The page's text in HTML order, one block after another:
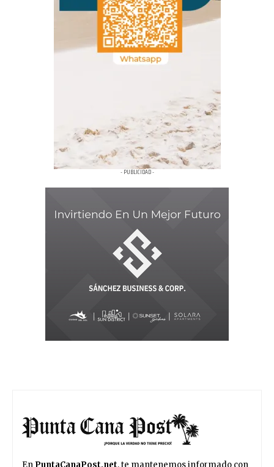
- PUBLICIDAD -
En PuntaCanaPost.net, te mantenemos informado con